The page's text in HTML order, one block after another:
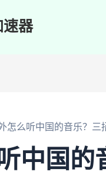
速器
怎么听中国的音乐？三
中国的